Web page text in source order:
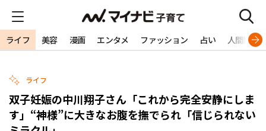
ライフ 美容 漫画 エンタメ ファッション 占い 人間関係
ライフ
双子妊娠の中川翔子さん「これから完全安静にしま
す」“神様”に大きなお腹を撫でられ「信じられない